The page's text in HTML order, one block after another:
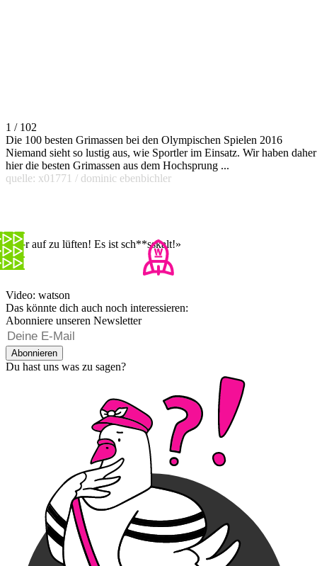
1 / 102
Die 100 besten Grimassen bei den Olympischen Spielen 2016
Niemand sieht so lustig aus, wie Sportler im Einsatz. Wir haben daher
hier die besten Grimassen aus dem Hochsprung ...
quelle: x01771 / dominic ebenbichler
«Hör auf zu lüften! Es ist sch**sskalt!»
Video: watson
Das könnte dich auch noch interessieren:
Abonniere unseren Newsletter
Abonnieren
Du hast uns was zu sagen?